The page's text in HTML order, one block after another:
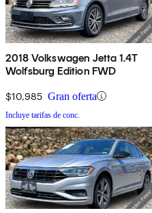
2018 Volkswagen Jetta 1.4T
Wolfsburg Edition FWD
$10,985 Gran oferta
Incluye tarifas de conc.